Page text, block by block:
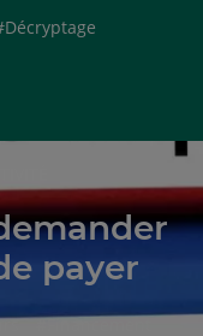
Décryptage
payer
hashtag
#Financement